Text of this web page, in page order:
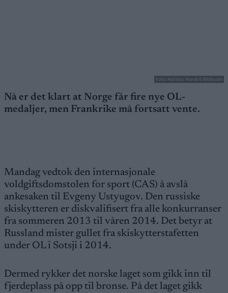
Foto: Mathias Mandl © Bildbyrån
Nå er det klart at Norge får fire nye OL-
medaljer, men Frankrike må fortsatt vente.
Mandag vedtok den internasjonale
voldgiftsdomstolen for sport (CAS) å avslå
ankesaken til Evgeny Ustyugov. Den russiske
skiskytteren er diskvalifisert fra alle konkurranser
fra sommeren 2013 til våren 2014. Det betyr at
Russland mister gullet fra skiskytterstafetten
under OL i Sotsji i 2014.
Dermed rykker det norske laget som gikk inn til
fjerdeplass på opp til bronse. På det laget gikk